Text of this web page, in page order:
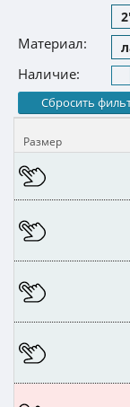
Материал:
Наличие:
Сбросить
Размер